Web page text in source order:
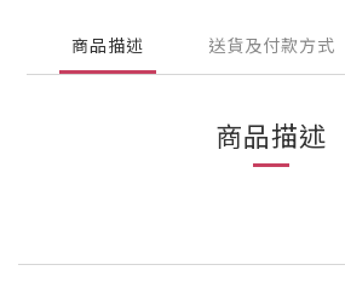
商品描述 送貨及付款方式
商品描述